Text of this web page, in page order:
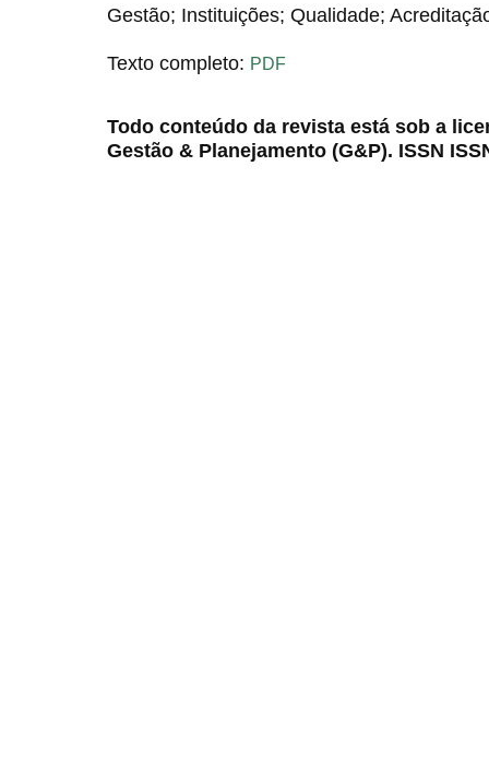
Gestão; Instituições; Qualidade;
Texto completo: PDF
Todo conteúdo da revista está sob a
Gestão & Planejamento (G&P). ISSN